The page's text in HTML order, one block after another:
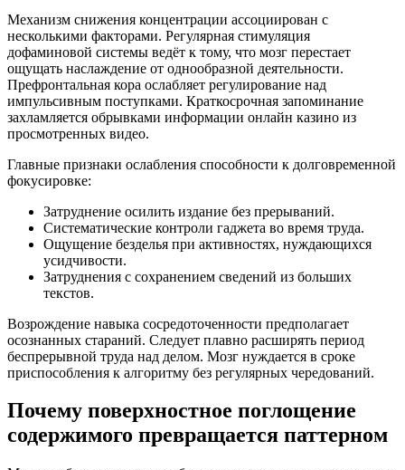
Механизм снижения концентрации ассоциирован с
несколькими факторами. Регулярная стимуляция
дофаминовой системы ведёт к тому, что мозг перестает
ощущать наслаждение от однообразной деятельности.
Префронтальная кора ослабляет регулирование над
импульсивным поступками. Краткосрочная запоминание
захламляется обрывками информации онлайн казино из
просмотренных видео.
Главные признаки ослабления способности к долговременной
фокусировке:
Затруднение осилить издание без прерываний.
Систематические контроли гаджета во время труда.
Ощущение безделья при активностях, нуждающихся
усидчивости.
Затруднения с сохранением сведений из больших
текстов.
Возрождение навыка сосредоточенности предполагает
осознанных стараний. Следует плавно расширять период
беспрерывной труда над делом. Мозг нуждается в сроке
приспособления к алгоритму без регулярных чередований.
Почему поверхностное поглощение
содержимого превращается паттерном